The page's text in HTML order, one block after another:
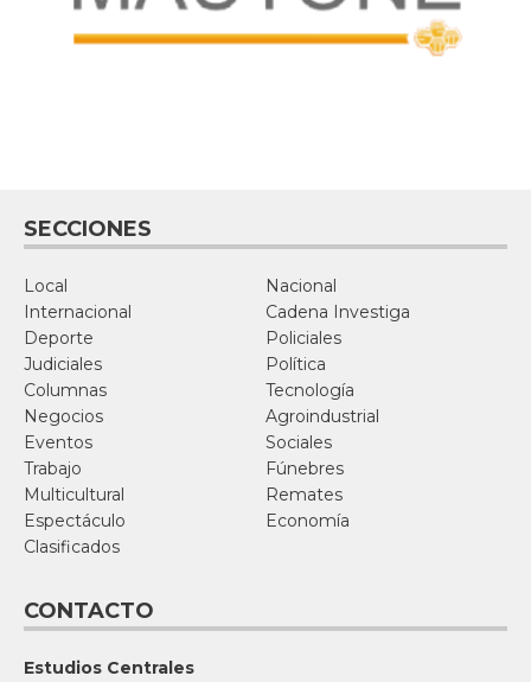
SECCIONES
Local
Nacional
Internacional
Cadena Investiga
Deporte
Policiales
Judiciales
Política
Columnas
Tecnología
Negocios
Agroindustrial
Eventos
Sociales
Trabajo
Fúnebres
Multicultural
Remates
Espectáculo
Economía
Clasificados
CONTACTO
Estudios Centrales